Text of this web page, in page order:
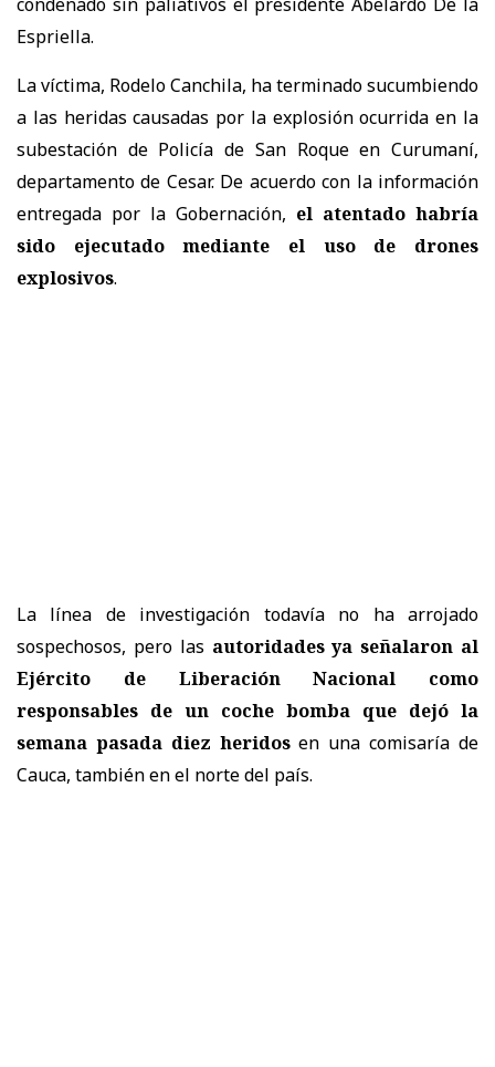
Espriella.
La víctima, Rodelo Canchila, ha terminado sucumbiendo
a las heridas causadas por la explosión ocurrida en la
subestación de Policía de San Roque en Curumaní,
departamento de Cesar. De acuerdo con la información
entregada por la Gobernación, el atentado habría
sido ejecutado mediante el uso de drones
explosivos.
La línea de investigación todavía no ha arrojado
sospechosos, pero las autoridades ya señalaron al
Ejército de Liberación Nacional como
responsables de un coche bomba que dejó la
semana pasada diez heridosen una comisaría de
Cauca, también en el norte del país.